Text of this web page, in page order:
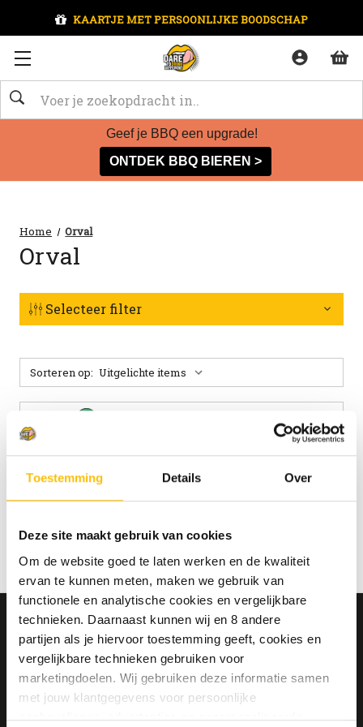
Toestemming Details Over
Deze site maakt gebruik van cookies
Om de website goed te laten werken en de kwaliteit
ervan te kunnen meten, maken we gebruik van
functionele en analytische cookies en vergelijkbare
technieken. Daarnaast kunnen wij en 8 andere
partijen als je hiervoor toestemming geeft, cookies en
vergelijkbare technieken gebruiken voor
marketingdoelen. Wij gebruiken deze informatie samen
met jouw klantgegevens voor persoonlijke
aanbevelingen, advertenties en gepersonaliseerde
KAARTJE MET PERSOONLIJKE BOODSCHAP
Zoeken
Geef je BBQ een upgrade!
ONTDEK BBQ BIEREN >
Home Orval
Orval
Selecteer filter
Sorteren op:
MELD JE AAN VOOR ONZE NIEUWSBRIEF
EN ONTVANG 10% KORTING!
Ja, ik ontvang graag jullie wekelijkse
nieuwsbrief met nieuws en aanbiedingen.